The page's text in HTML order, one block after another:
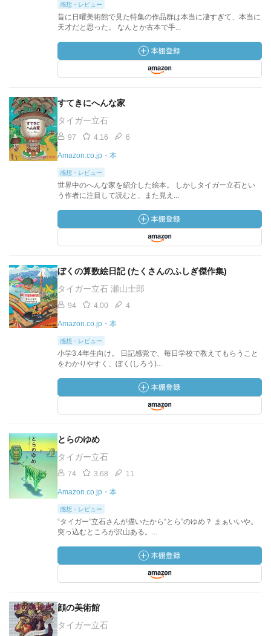
感想・レビュー
昔に日曜美術館で見た特集の作品群は本当に凄すぎて、本当に
天才だと思った。 なんとか古本で手...
すてきにへんな家
タイガー立石
97 4.16 6
Amazon.co.jp・本
感想・レビュー
世界中のへんな家を紹介した絵本。 しかしタイガー立石とい
う作者に注目して読むと、また見え...
ぼくの算数絵日記 (たくさんのふしぎ傑作集)
タイガー立石 瀬山士郎
94 4.00 4
Amazon.co.jp・本
感想・レビュー
小学3.4年生向け。 日記感覚で、毎日学校で教えてもらうこと
をわかりやすく、ぼく(しろう)...
とらのゆめ
タイガー立石
74 3.68 11
Amazon.co.jp・本
感想・レビュー
“タイガー”立石さんが描いたから“とら”のゆめ？ まぁいいや。
突っ込むところが沢山ある。...
顔の美術館
タイガー立石